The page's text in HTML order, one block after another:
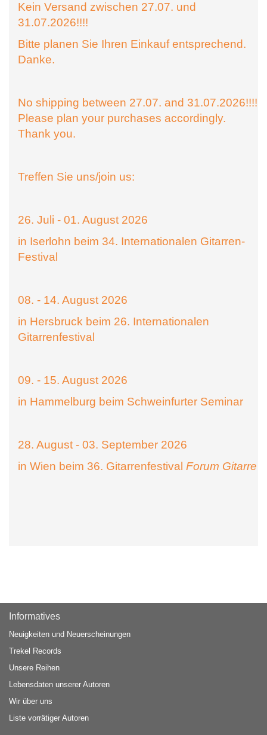
Kein Versand zwischen 27.07. und
31.07.2026!!!!
Bitte planen Sie Ihren Einkauf entsprechend.
Danke.
No shipping between 27.07. and 31.07.2026!!!!
Please plan your purchases accordingly.
Thank you.
Treffen Sie uns/join us:
26. Juli - 01. August 2026
in Iserlohn beim 34. Internationalen Gitarren-
Festival
08. - 14. August 2026
in Hersbruck beim 26. Internationalen
Gitarrenfestival
09. - 15. August 2026
in Hammelburg beim Schweinfurter Seminar
28. August - 03. September 2026
in Wien beim 36. Gitarrenfestival Forum Gitarre
Informatives
Neuigkeiten und Neuerscheinungen
Trekel Records
Unsere Reihen
Lebensdaten unserer Autoren
Wir über uns
Liste vorrätiger Autoren